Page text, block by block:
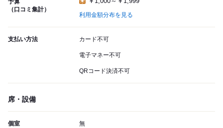
予算
（口コミ集計）
利用金額分布を見る
支払い方法 カード不可
電子マネー不可
QRコード決済不可
席・設備
個室 無